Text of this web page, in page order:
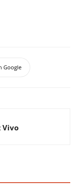
Google
Vivo